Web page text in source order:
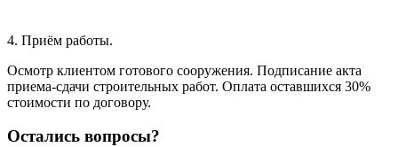
4. Приём работы.
Осмотр клиентом готового сооружения. Подписание акта
приема-сдачи строительных работ. Оплата оставшихся 30%
стоимости по договору.
Остались вопросы?